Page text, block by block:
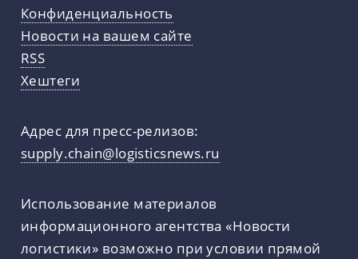
Конфиденциальность
Новости на вашем сайте
RSS
Хештеги
Адрес для пресс-релизов:
supply.chain@logisticsnews.ru
Использование материалов
информационного агентства «Новости
логистики» возможно при условии прямой